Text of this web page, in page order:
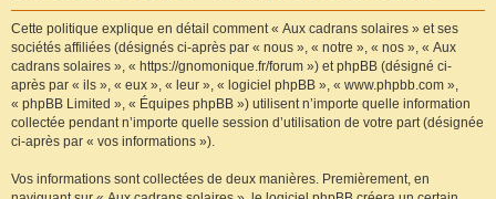
Cette politique explique en détail comment « Aux cadrans solaires » et ses
sociétés affiliées (désignés ci-après par « nous », « notre », « nos », « Aux
cadrans solaires », « https://gnomonique.fr/forum ») et phpBB (désigné ci-
après par « ils », « eux », « leur », « logiciel phpBB », « www.phpbb.com »,
« phpBB Limited », « Équipes phpBB ») utilisent n’importe quelle information
collectée pendant n’importe quelle session d’utilisation de votre part (désignée
ci-après par « vos informations »).
Vos informations sont collectées de deux manières. Premièrement, en